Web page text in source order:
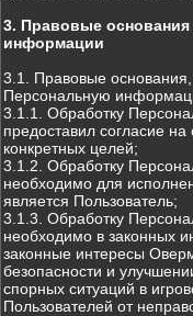
3. Правовые
информации
3.1. Правовые
Персональную
3.1.1. Обработку
предоставил согласие
конкретных целей;
3.1.2. Обработку
необходимо для
является Пользователь;
3.1.3. Обработку
необходимо в законных
законные интересы
безопасности и
спорных ситуаций в
Пользователей от